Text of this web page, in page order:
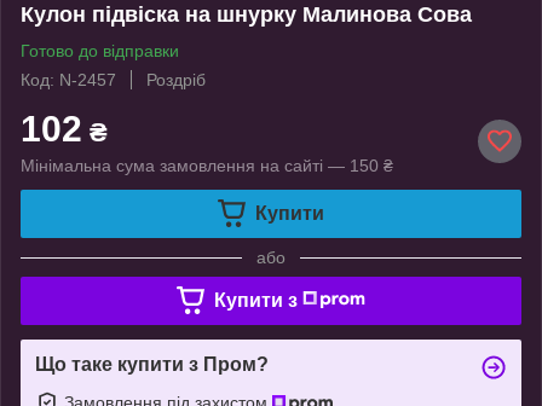
Кулон підвіска на шнурку Малинова Сова
Готово до відправки
Код: N-2457
Роздріб
102 ₴
Мінімальна сума замовлення на сайті — 150 ₴
Купити
або
Купити з
Що таке купити з Пром?
Замовлення під захистом